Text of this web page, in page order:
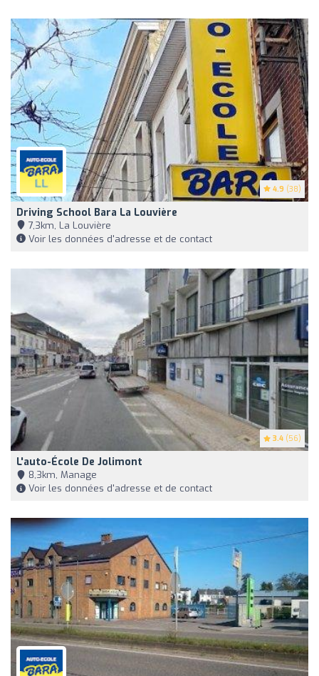
4.9 (38)
Driving School Bara La Louvière
7,3km, La Louvière
Voir les données d'adresse et de contact
3.4 (56)
L'auto-École De Jolimont
8,3km, Manage
Voir les données d'adresse et de contact